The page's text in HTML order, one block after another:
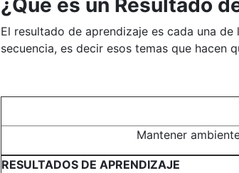
¿Qué es un Resultado
El resultado de aprendizaje es cada una
secuencia, es decir esos temas que hacen
Mantener
RESULTADOS DE APRENDIZAJE